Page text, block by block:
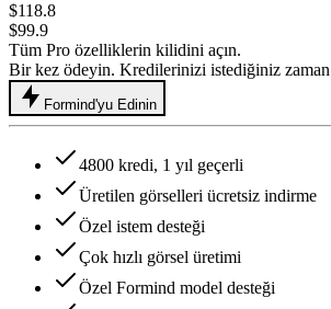
$118.8
$99.9
Tüm Pro özelliklerin kilidini açın.
Bir kez ödeyin. Kredilerinizi istediğiniz zaman
Formind'yu Edinin
4800 kredi, 1 yıl geçerli
Üretilen görselleri ücretsiz indirme
Özel istem desteği
Çok hızlı görsel üretimi
Özel Formind model desteği